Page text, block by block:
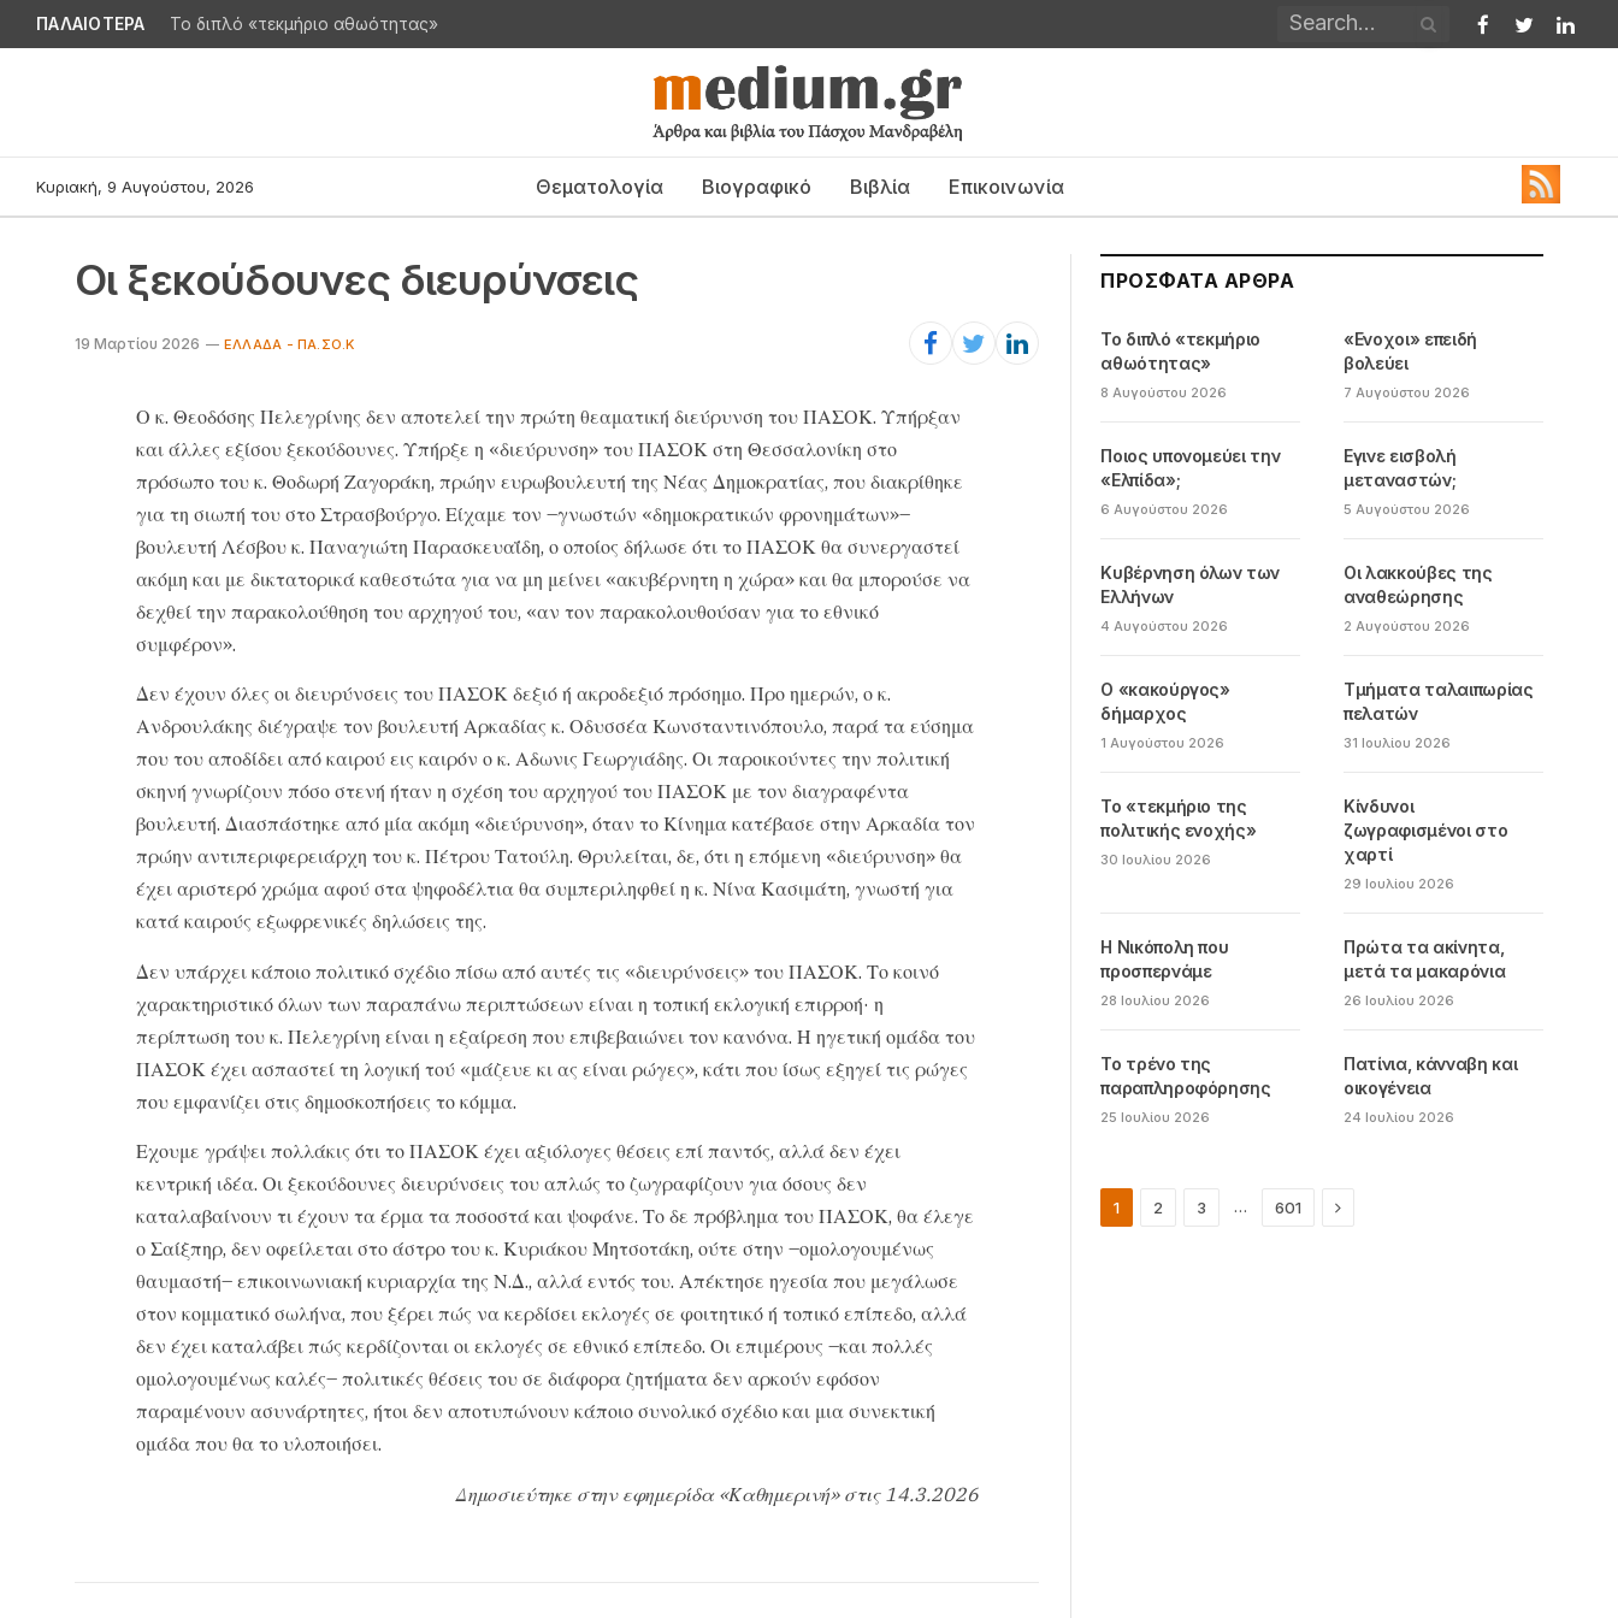
ΠΑΛΑΙΟΤΕΡΑ Το διπλό «τεκμήριο αθωότητας»
Facebook
Twitter
Κυριακή, 9 Αυγούστου, 2026 Θεματολογία Βιογραφικό Βιβλία Επικοινωνία
Οι ξεκούδουνες διευρύνσεις
19 Μαρτίου 2026 ΕΛΛΆΔΑ - ΠΑ.ΣΟ.Κ
Ο κ. Θεοδόσης Πελεγρίνης δεν αποτελεί την πρώτη θεαματική διεύρυνση του ΠΑΣΟΚ. Υπήρξαν
και άλλες εξίσου ξεκούδουνες. Υπήρξε η «διεύρυνση» του ΠΑΣΟΚ στη Θεσσαλονίκη στο
πρόσωπο του κ. Θοδωρή Ζαγοράκη, πρώην ευρωβουλευτή της Νέας Δημοκρατίας, που διακρίθηκε
για τη σιωπή του στο Στρασβούργο. Είχαμε τον –γνωστών «δημοκρατικών φρονημάτων»–
βουλευτή Λέσβου κ. Παναγιώτη Παρασκευαΐδη, ο οποίος δήλωσε ότι το ΠΑΣΟΚ θα συνεργαστεί
ακόμη και με δικτατορικά καθεστώτα για να μη μείνει «ακυβέρνητη η χώρα» και θα μπορούσε να
δεχθεί την παρακολούθηση του αρχηγού του, «αν τον παρακολουθούσαν για το εθνικό
συμφέρον».
Δεν έχουν όλες οι διευρύνσεις του ΠΑΣΟΚ δεξιό ή ακροδεξιό πρόσημο. Προ ημερών, ο κ.
Ανδρουλάκης διέγραψε τον βουλευτή Αρκαδίας κ. Οδυσσέα Κωνσταντινόπουλο, παρά τα εύσημα
που του αποδίδει από καιρού εις καιρόν ο κ. Αδωνις Γεωργιάδης. Οι παροικούντες την πολιτική
σκηνή γνωρίζουν πόσο στενή ήταν η σχέση του αρχηγού του ΠΑΣΟΚ με τον διαγραφέντα
βουλευτή. Διασπάστηκε από μία ακόμη «διεύρυνση», όταν το Κίνημα κατέβασε στην Αρκαδία τον
πρώην αντιπεριφερειάρχη του κ. Πέτρου Τατούλη. Θρυλείται, δε, ότι η επόμενη «διεύρυνση» θα
έχει αριστερό χρώμα αφού στα ψηφοδέλτια θα συμπεριληφθεί η κ. Νίνα Κασιμάτη, γνωστή για
κατά καιρούς εξωφρενικές δηλώσεις της.
Δεν υπάρχει κάποιο πολιτικό σχέδιο πίσω από αυτές τις «διευρύνσεις» του ΠΑΣΟΚ. Το κοινό
χαρακτηριστικό όλων των παραπάνω περιπτώσεων είναι η τοπική εκλογική επιρροή· η
περίπτωση του κ. Πελεγρίνη είναι η εξαίρεση που επιβεβαιώνει τον κανόνα. Η ηγετική ομάδα του
ΠΑΣΟΚ έχει ασπαστεί τη λογική τού «μάζευε κι ας είναι ρώγες», κάτι που ίσως εξηγεί τις ρώγες
που εμφανίζει στις δημοσκοπήσεις το κόμμα.
Εχουμε γράψει πολλάκις ότι το ΠΑΣΟΚ έχει αξιόλογες θέσεις επί παντός, αλλά δεν έχει
κεντρική ιδέα. Οι ξεκούδουνες διευρύνσεις του απλώς το ζωγραφίζουν για όσους δεν
καταλαβαίνουν τι έχουν τα έρμα τα ποσοστά και ψοφάνε. Το δε πρόβλημα του ΠΑΣΟΚ, θα έλεγε
ο Σαίξπηρ, δεν οφείλεται στο άστρο του κ. Κυριάκου Μητσοτάκη, ούτε στην –ομολογουμένως
θαυμαστή– επικοινωνιακή κυριαρχία της Ν.Δ., αλλά εντός του. Απέκτησε ηγεσία που μεγάλωσε
στον κομματικό σωλήνα, που ξέρει πώς να κερδίσει εκλογές σε φοιτητικό ή τοπικό επίπεδο, αλλά
δεν έχει καταλάβει πώς κερδίζονται οι εκλογές σε εθνικό επίπεδο. Οι επιμέρους –και πολλές
ομολογουμένως καλές– πολιτικές θέσεις του σε διάφορα ζητήματα δεν αρκούν εφόσον
παραμένουν ασυνάρτητες, ήτοι δεν αποτυπώνουν κάποιο συνολικό σχέδιο και μια συνεκτική
ομάδα που θα το υλοποιήσει.
Δημοσιεύτηκε στην εφημερίδα «Καθημερινή» στις 14.3.2026
ΠΡΌΣΦΑΤΑ ΆΡΘΡΑ
Το διπλό «τεκμήριο
αθωότητας»
8 Αυγούστου 2026
«Ενοχοι» επειδή
βολεύει
7 Αυγούστου 2026
Ποιος υπονομεύει την
«Ελπίδα»;
6 Αυγούστου 2026
Εγινε εισβολή
μεταναστών;
5 Αυγούστου 2026
Κυβέρνηση όλων των
Ελλήνων
4 Αυγούστου 2026
Οι λακκούβες της
αναθεώρησης
2 Αυγούστου 2026
Ο «κακούργος»
δήμαρχος
1 Αυγούστου 2026
Τμήματα ταλαιπωρίας
πελατών
31 Ιουλίου 2026
Το «τεκμήριο της
πολιτικής ενοχής»
30 Ιουλίου 2026
Κίνδυνοι
ζωγραφισμένοι στο
χαρτί
29 Ιουλίου 2026
Η Νικόπολη που
προσπερνάμε
28 Ιουλίου 2026
Πρώτα τα ακίνητα,
μετά τα μακαρόνια
26 Ιουλίου 2026
Το τρένο της
παραπληροφόρησης
25 Ιουλίου 2026
Πατίνια, κάνναβη και
οικογένεια
24 Ιουλίου 2026
1 2 3 … 601 Next